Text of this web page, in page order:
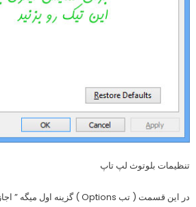
تنظیمات بلوتوث لپ تاپ
در این قسمت ( تب Options ) گزینه اول میگه ” اجازه بده دستگاه های دیگه